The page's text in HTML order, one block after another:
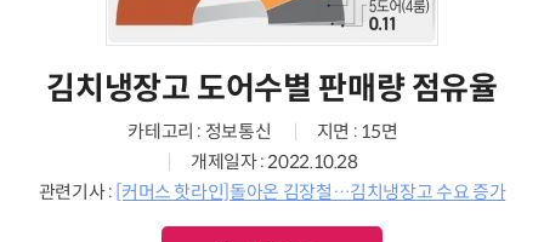
김치냉장고 도어수별 판매량 점유율
카테고리 : 정보통신
지면 : 15면
개제일자 : 2022.10.28
관련기사 : [커머스 핫라인]돌아온 김장철…김치냉장고 수요 증가